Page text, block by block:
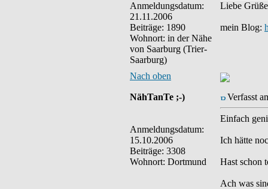
Anmeldungsdatum:
21.11.2006
Beiträge: 1890
Wohnort: in der Nähe
von Saarburg (Trier-
Saarburg)
Liebe
mein Blog:
Nach oben
NähTanTe ;-)
Anmeldungsdatum:
15.10.2006
Beiträge: 3308
Wohnort: Dortmund
Verfasst
Einfach
Ich hätte
Hast schon
Ach was